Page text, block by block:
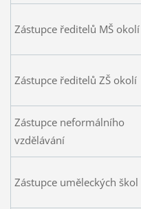
Zástupce ředitelů MŠ okolí
Zástupce ředitelů ZŠ okolí
Zástupce neformálního
vzdělávání
Zástupce uměleckých škol